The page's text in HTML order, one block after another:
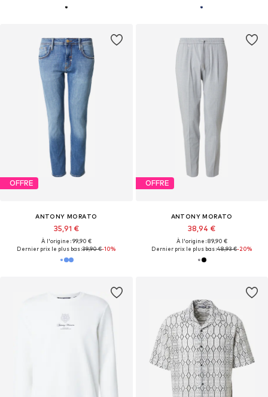
OFFRE
ANTONY MORATO
35,91 €
À l'origine : 99,90 €
Dernier prix le plus bas :39,90 €-10%
OFFRE
ANTONY MORATO
38,94 €
À l'origine : 89,90 €
Dernier prix le plus bas :48,93 €-20%